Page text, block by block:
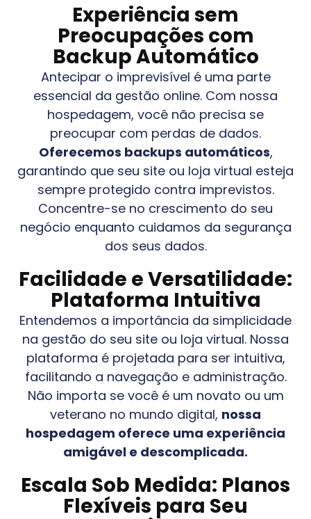
Experiência sem
Preocupações com
Backup Automático
Antecipar o imprevisível é uma parte
essencial da gestão online. Com nossa
hospedagem, você não precisa se
preocupar com perdas de dados.
Oferecemos backups automáticos,
garantindo que seu site ou loja virtual esteja
sempre protegido contra imprevistos.
Concentre-se no crescimento do seu
negócio enquanto cuidamos da segurança
dos seus dados.
Facilidade e Versatilidade:
Plataforma Intuitiva
Entendemos a importância da simplicidade
na gestão do seu site ou loja virtual. Nossa
plataforma é projetada para ser intuitiva,
facilitando a navegação e administração.
Não importa se você é um novato ou um
veterano no mundo digital, nossa
hospedagem oferece uma experiência
amigável e descomplicada.
Escala Sob Medida: Planos
Flexíveis para Seu